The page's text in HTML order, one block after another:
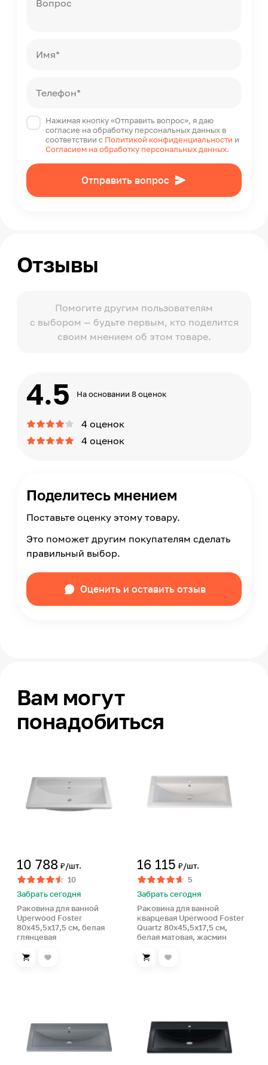
Страна производства
Вопрос
Имя*
Телефон*
Нажимая кнопку «Отправить вопрос», я даю
согласие на обработку персональных данных в
соответствии с Политикой конфиденциальности и
Согласием на обработку персональных данных.
Отправить вопрос
Отзывы
Помогите другим пользователям
с выбором — будьте первым, кто поделится
своим мнением об этом товаре.
4.5 На основании 8 оценок
4 оценок
4 оценок
Поделитесь мнением
Поставьте оценку этому товару.
Это поможет другим покупателям сделать
правильный выбор.
Оценить и оставить отзыв
Вам могут
понадобиться
10 788 ₽/шт.
10
Забрать сегодня
Раковина для ванной
Uperwood Foster
80х45,5х17,5 см, белая
глянцевая
16 115 ₽/шт.
5
Забрать сегодня
Раковина для ванной
кварцевая Uperwood Foster
Quartz 80х45,5х17,5 см,
белая матовая, жасмин